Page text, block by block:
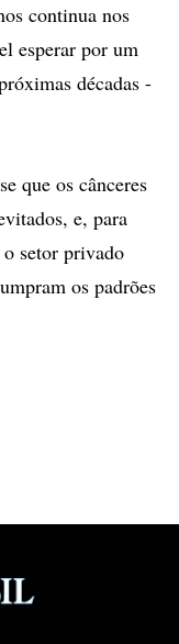
continua nos
esperar por um
décadas -
que os cânceres
e, para
o setor privado
os padrões